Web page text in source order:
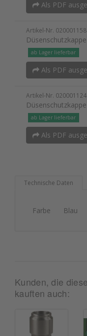
Als PDF
Artikel-Nr. 020001158
ab Lager lieferbar
Als PDF
Artikel-Nr. 020001124
ab Lager lieferbar
Als PDF
Technische Daten
Farbe Blau
Kunden, die
kauften auch: